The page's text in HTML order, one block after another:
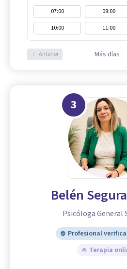
07:00 08:00
10:00
11:00
Anterior Más días
3
Belén
Psicóloga General
Profesional
Terapia